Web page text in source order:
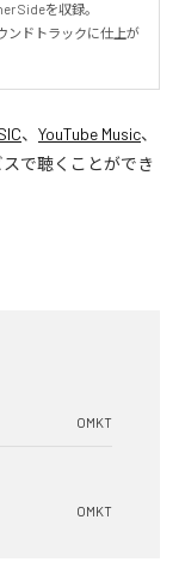
Sideを収録｡
ンドトラックに仕上が
、 YouTube Music、
で聴くことができ
OMKT
OMKT